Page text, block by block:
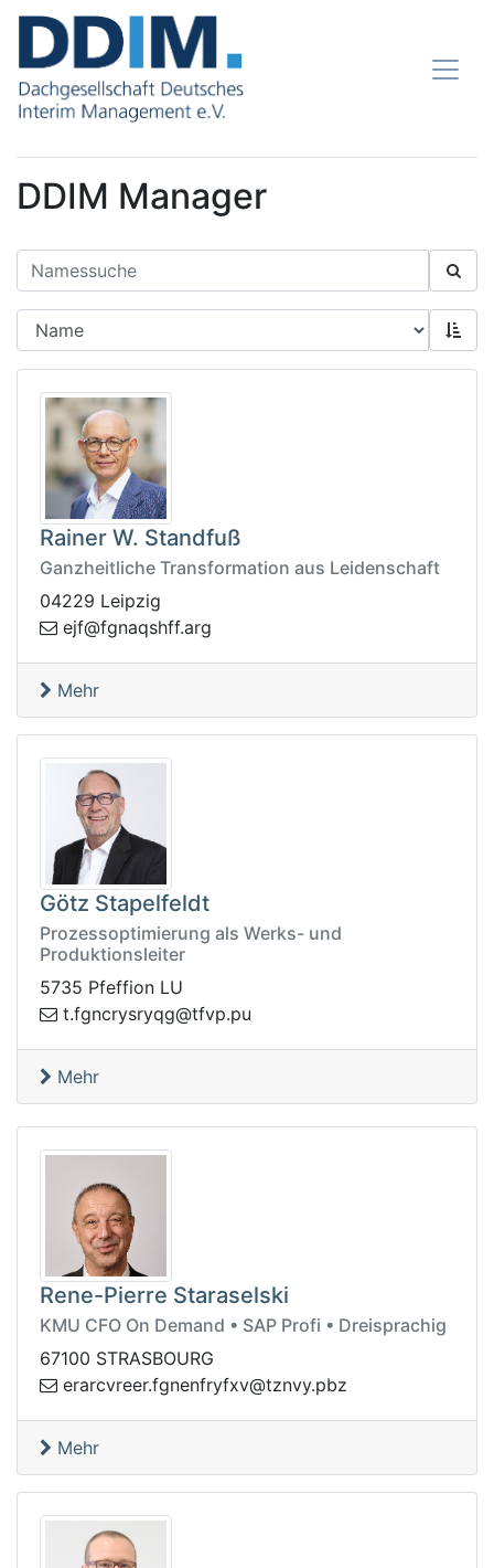
DDIM Manager
Rainer W. Standfuß
Ganzheitliche Transformation aus Leidenschaft
04229 Leipzig
gr
a.ffhsqangf@fje
Mehr
Götz Stapelfeldt
Prozessoptimierung als Werks- und
Produktionsleiter
5735 Pfeffion LU
up.pvft@gqyrsyrcng
f.t
Mehr
Rene-Pierre Staraselski
KMU CFO On Demand • SAP Profi • Dreisprachig
67100 STRASBOURG
zbp.yvnzt@vxfyrfne
ngf.reervcrare
Mehr